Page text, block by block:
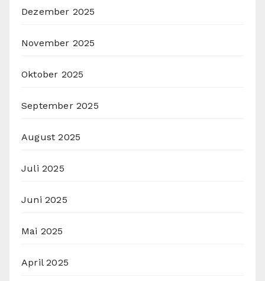
Dezember 2025
November 2025
Oktober 2025
September 2025
August 2025
Juli 2025
Juni 2025
Mai 2025
April 2025